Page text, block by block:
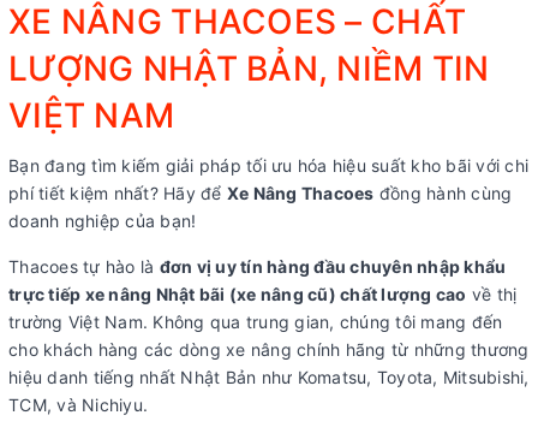
XE NÂNG THACOES – CHẤT
LƯỢNG NHẬT BẢN, NIỀM TIN
VIỆT NAM
Bạn đang tìm kiếm giải pháp tối ưu hóa hiệu suất kho bãi với chi
phí tiết kiệm nhất? Hãy để Xe Nâng Thacoes đồng hành cùng
doanh nghiệp của bạn!
Thacoes tự hào là đơn vị uy tín hàng đầu chuyên nhập khẩu
trực tiếp xe nâng Nhật bãi (xe nâng cũ) chất lượng cao về thị
trường Việt Nam. Không qua trung gian, chúng tôi mang đến
cho khách hàng các dòng xe nâng chính hãng từ những thương
hiệu danh tiếng nhất Nhật Bản như Komatsu, Toyota, Mitsubishi,
TCM, và Nichiyu.